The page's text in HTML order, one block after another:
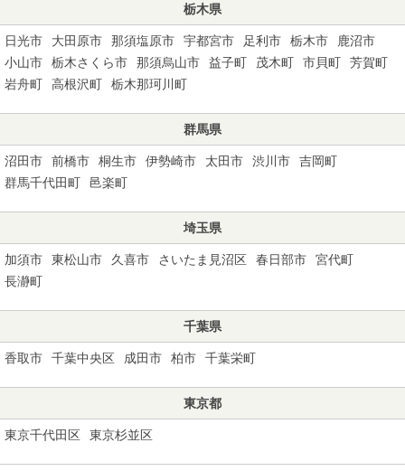
栃木県
日光市 大田原市 那須塩原市 宇都宮市 足利市 栃木市
鹿沼市
小山市
栃木さくら市 那須烏山市 益子町 茂木町 市貝町
芳賀町
岩舟町
高根沢町 栃木那珂川町
群馬県
沼田市 前橋市 桐生市 伊勢崎市 太田市 渋川市
吉岡町
群馬千代田町
邑楽町
埼玉県
加須市 東松山市 久喜市 さいたま見沼区 春日部市
宮代町
長瀞町
千葉県
香取市 千葉中央区 成田市 柏市 千葉栄町
東京都
東京千代田区 東京杉並区